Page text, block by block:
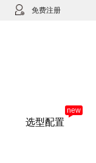
免费注册
选型配置
new